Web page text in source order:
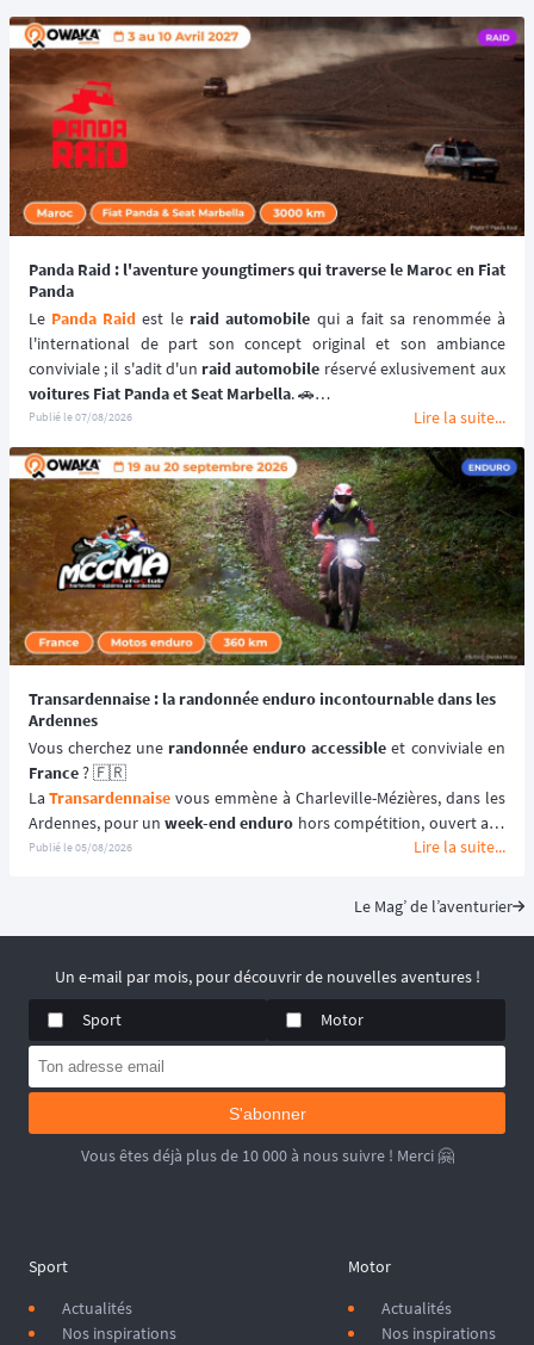
Panda Raid : l'aventure youngtimers qui traverse le Maroc en Fiat
Panda
Le Panda Raid est le raid automobile qui a fait sa renommée à
l'international de part son concept original et son ambiance
conviviale ; il s'adit d'un raid automobile
voitures Fiat Panda et Seat Marbella. 🚗
Une véritable aventure offroad qui se déroule au coeur du désert
marocain à bord de véhicules youngtimers. 🚘🌵
📆 Prochaines dates : du 3 au 10 avril 2027.
Publié le07/08/2026 Lire la suite...
Transardennaise : la randonnée enduro incontournable dans les
Ardennes
Vous cherchez une randonnée enduro accessible
France ? 🇫🇷
La Transardennaise vous emmène à Charleville-Mézières, dans les
Ardennes, pour un week-end enduro hors compétition, ouvert aux
motos enduro, trail et trial dès 125 cm³. 🏍️
aventure moto mise sur
le plaisir de rouler plutôt que sur la performance chronométrée.
📆 Prochaines dates : du 19 au 20 Septembre 2026.
Publié le05/08/2026 Lire la suite...
Le Mag’ de l’aventurier
Un e-mail par mois, pour découvrir de nouvelles aventures !
Sport
Motor
S'abonner
Vous êtes déjà plus de 10 000 à nous suivre ! Merci 🤗
Sport
Actualités
Nos inspirations
Motor
Actualités
Nos inspirations